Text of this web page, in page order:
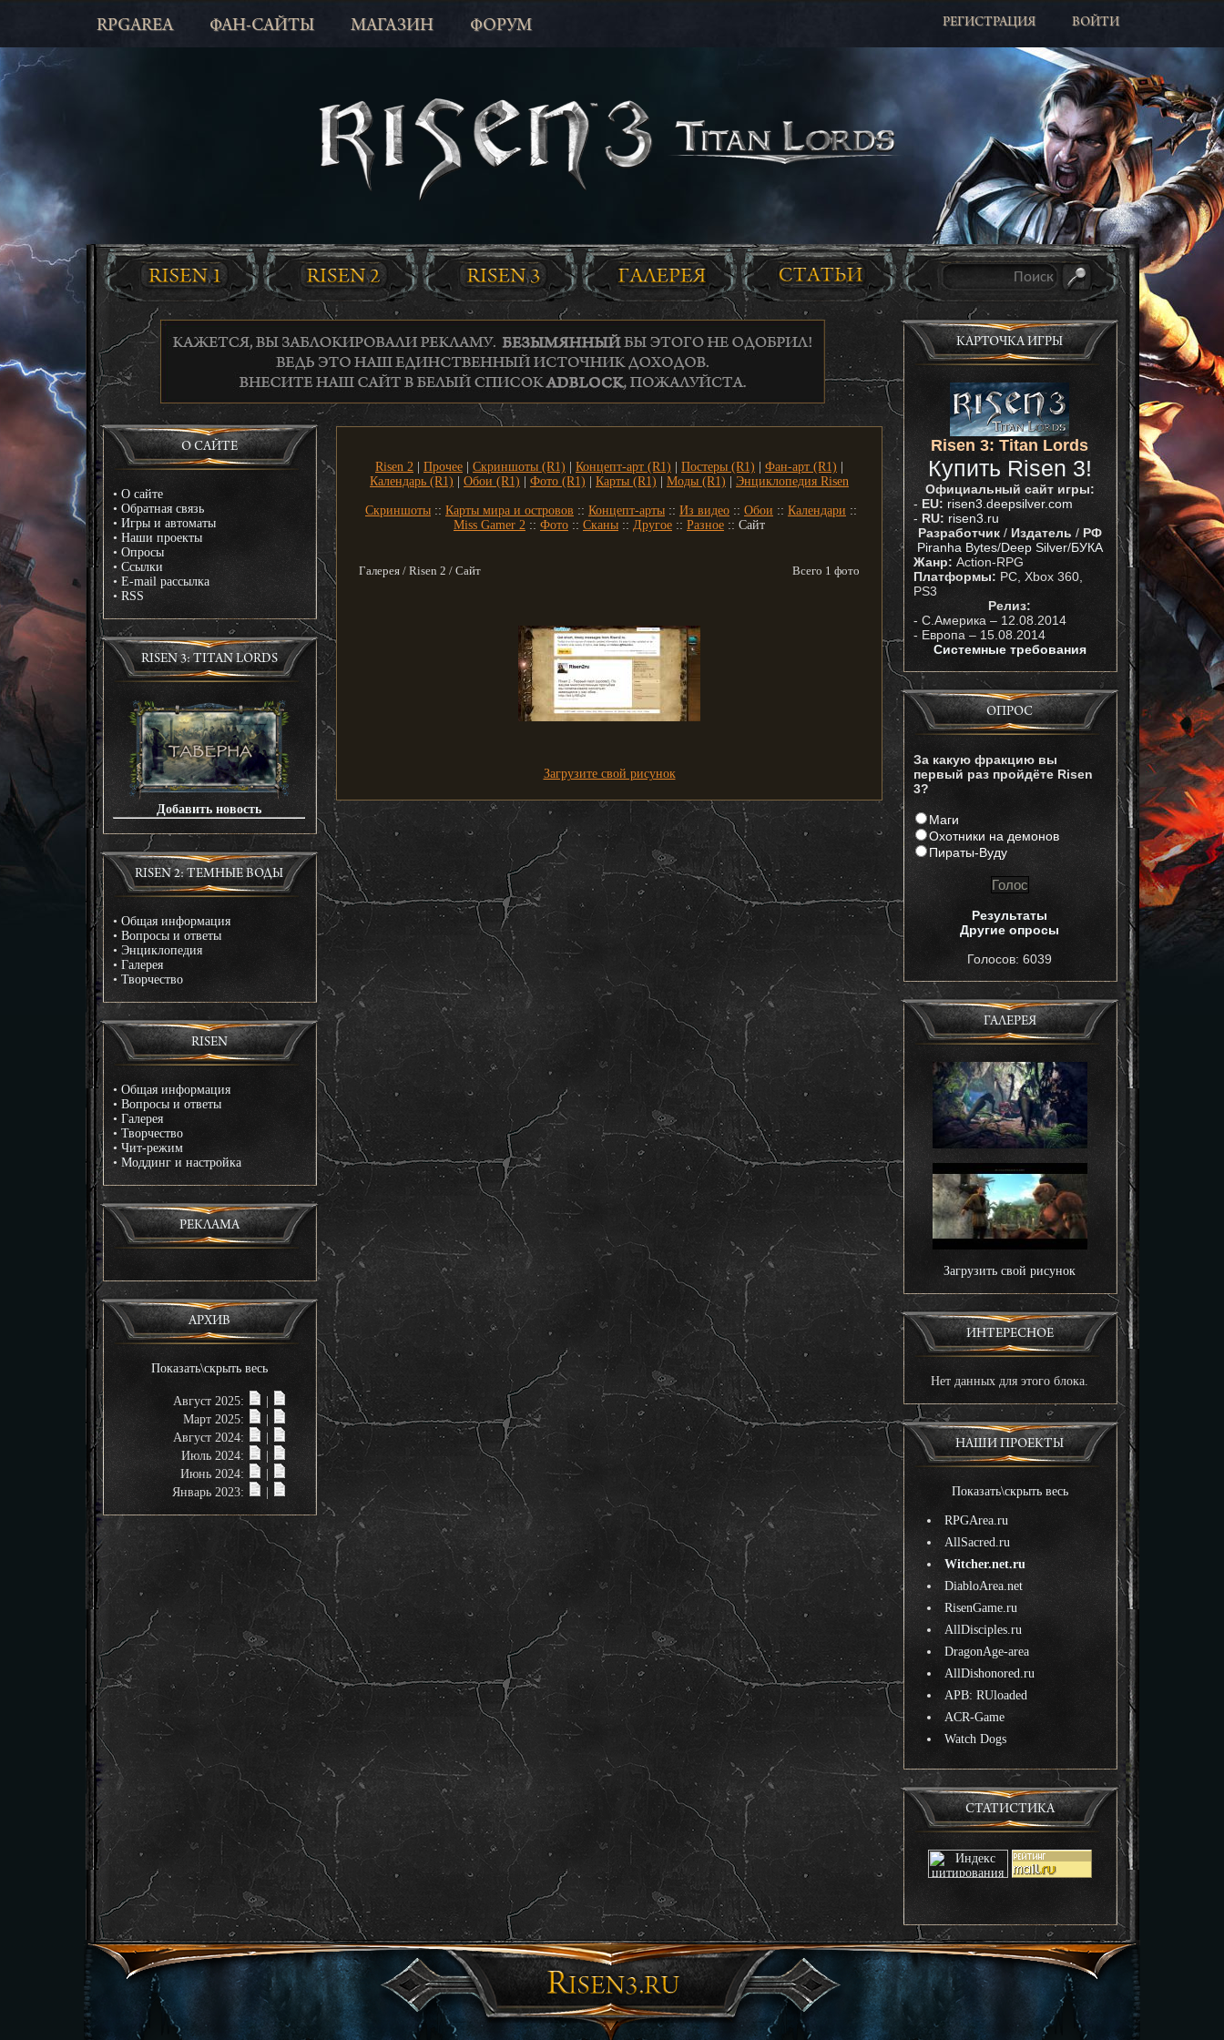
RPGAREA ФАН-САЙТЫ МАГАЗИН ФОРУМ РЕГИСТРАЦИЯ ВОЙТИ
О САЙТЕ
• О сайте
• Обратная связь
• Игры и автоматы
• Наши проекты
• Опросы
• Ссылки
• E-mail рассылка
• RSS
RISEN 3: TITAN LORDS
Добавить новость
RISEN 2: ТЕМНЫЕ ВОДЫ
• Общая информация
• Вопросы и ответы
• Энциклопедия
• Галерея
• Творчество
RISEN
• Общая информация
• Вопросы и ответы
• Галерея
• Творчество
• Чит-режим
• Моддинг и настройка
РЕКЛАМА
АРХИВ
Показать\скрыть весь
Август 2025:
Март 2025:
Август 2024:
Июль 2024:
Июнь 2024:
Январь 2023:
Risen 2 Прочее Скриншоты (R1) Концепт-арт (R1) Постеры (R1) Фан-арт (R1)
Календарь (R1)
Обои (R1) Фото (R1) Карты (R1) Моды (R1) Энциклопедия Risen
Скриншоты :: Карты мира и островов :: Концепт-арты :: Из видео :: Обои :: Календари ::
Miss Gamer 2 :: Фото :: Сканы :: Другое :: Разное :: Сайт
Галерея / Risen 2 / Сайт Всего 1 фото
Загрузите свой рисунок
КАРТОЧКА ИГРЫ
Risen 3: Titan Lords
Купить Risen 3!
Официальный сайт игры:
- EU: risen3.deepsilver.com
- RU: risen3.ru
Разработчик/ Издатель / РФ
Piranha Bytes/Deep Silver/БУКА
Жанр: Action-RPG
Платформы: PC, Xbox 360,
PS3
Релиз:
- С.Америка – 12.08.2014
- Европа – 15.08.2014
Системные требования
ОПРОС
За какую фракцию вы
первый раз пройдёте Risen
3?
Маги
Охотники на демонов
Пираты-Вуду
Результаты
Другие опросы
Голосов: 6039
ГАЛЕРЕЯ
Загрузить свой рисунок
ИНТЕРЕСНОЕ
Нет данных для этого блока.
НАШИ ПРОЕКТЫ
Показать\скрыть весь
RPGArea.ru
AllSacred.ru
Witcher.net.ru
DiabloArea.net
RisenGame.ru
AllDisciples.ru
DragonAge-area
AllDishonored.ru
APB: RUloaded
ACR-Game
Watch Dogs
СТАТИСТИКА